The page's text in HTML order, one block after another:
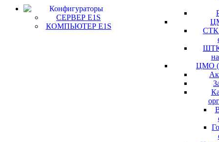
Конфигураторы
СЕРВЕР E1S
КОМПЬЮТЕР E1S
СТК
ЦМО